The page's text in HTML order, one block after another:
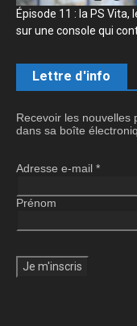
Épisode 11 : la PS Vita,
sur une console qui
Lettre d'info
Recevoir les nouvelles
dans sa boîte
Adresse e-mail *
Prénom